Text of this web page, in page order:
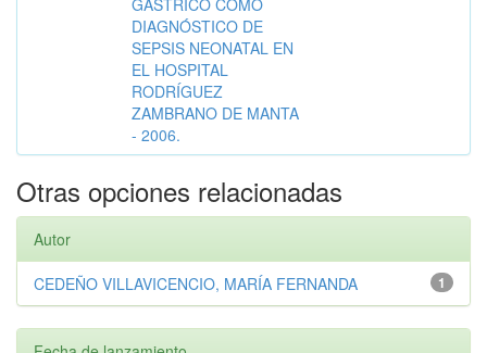
DIAGNÓSTICO DE
SEPSIS NEONATAL EN
EL HOSPITAL
RODRÍGUEZ
ZAMBRANO DE MANTA
- 2006.
Otras opciones relacionadas
Autor
1
CEDEÑO VILLAVICENCIO, MARÍA FERNANDA